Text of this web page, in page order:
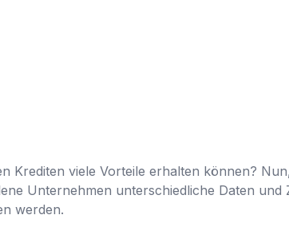
Krediten viele Vorteile erhalten können?
Unternehmen unterschiedliche Daten und
werden.